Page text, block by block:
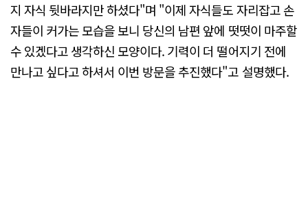
지 자식 뒷바라지만 하셨다"며 "이제 자식들도 자리잡고 손
자들이 커가는 모습을 보니 당신의 남편 앞에 떳떳이 마주할
수 있겠다고 생각하신 모양이다. 기력이 더 떨어지기 전에
만나고 싶다고 하셔서 이번 방문을 추진했다"고 설명했다.